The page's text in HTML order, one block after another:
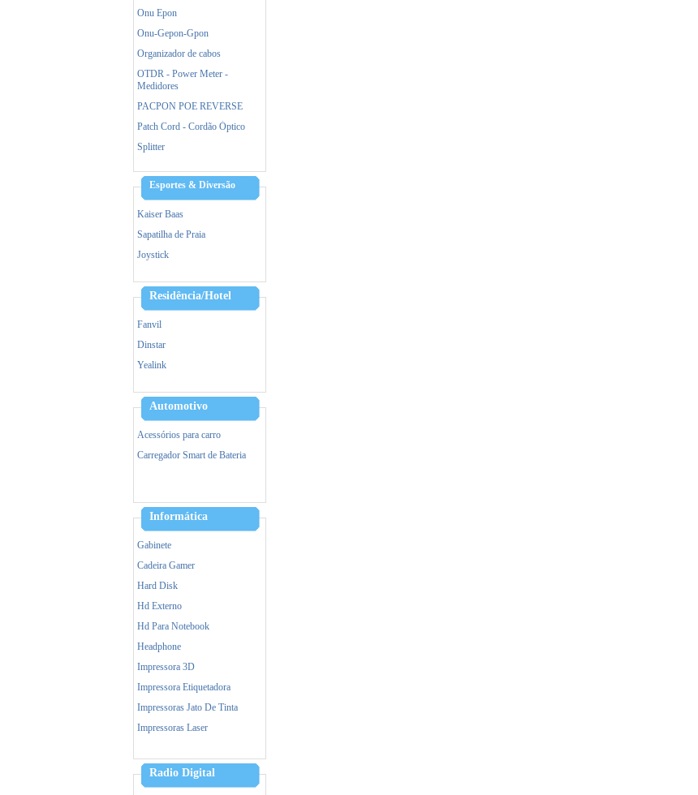
Onu Epon
Onu-Gepon-Gpon
Organizador de cabos
OTDR - Power Meter -
Medidores
PACPON POE REVERSE
Patch Cord - Cordão Óptico
Splitter
Esportes & Diversão
Kaiser Baas
Sapatilha de Praia
Joystick
Residência/Hotel
Fanvil
Dinstar
Yealink
Hikvision
Automotivo
Acessórios para carro
Carregador Smart de Bateria
Informática
Gabinete
Cadeira Gamer
Hard Disk
Hd Externo
Hd Para Notebook
Headphone
Impressora 3D
Impressora Etiquetadora
Impressoras Jato De Tinta
Impressoras Laser
Memoria
Cpu
Radio Digital